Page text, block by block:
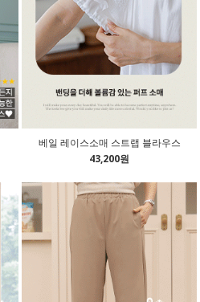
베일 레이스소매 스트랩 블라우스
43,200원